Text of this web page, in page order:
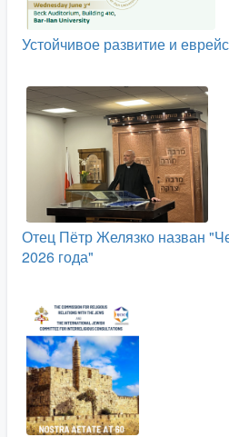
Устойчивое развитие и
Отец Пётр Желязко назван
2026 года"